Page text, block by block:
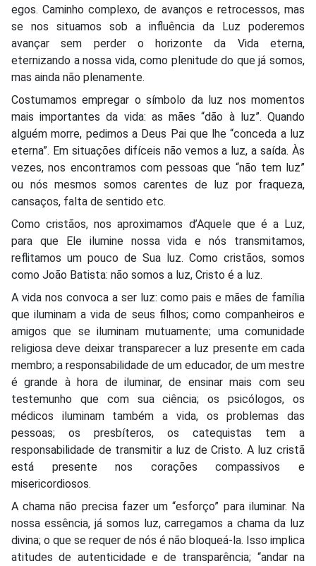
egos. Caminho complexo, de avanços e retrocessos, mas
se nos situamos sob a influência da Luz poderemos
avançar sem perder o horizonte da Vida eterna,
eternizando a nossa vida, como plenitude do que já somos,
mas ainda não plenamente.
Costumamos empregar o símbolo da luz nos momentos
mais importantes da vida: as mães “dão à luz”. Quando
alguém morre, pedimos a Deus Pai que lhe “conceda a luz
eterna”. Em situações difíceis não vemos a luz, a saída. Às
vezes, nos encontramos com pessoas que “não tem luz”
ou nós mesmos somos carentes de luz por fraqueza,
cansaços, falta de sentido etc.
Como cristãos, nos aproximamos d’Aquele que é a Luz,
para que Ele ilumine nossa vida e nós transmitamos,
reflitamos um pouco de Sua luz. Como cristãos, somos
como João Batista: não somos a luz, Cristo é a luz.
A vida nos convoca a ser luz: como pais e mães de família
que iluminam a vida de seus filhos; como companheiros e
amigos que se iluminam mutuamente; uma comunidade
religiosa deve deixar transparecer a luz presente em cada
membro; a responsabilidade de um educador, de um mestre
é grande à hora de iluminar, de ensinar mais com seu
testemunho que com sua ciência; os psicólogos, os
médicos iluminam também a vida, os problemas das
pessoas; os presbíteros, os catequistas tem a
responsabilidade de transmitir a luz de Cristo. A luz cristã
está presente nos corações compassivos e
misericordiosos.
A chama não precisa fazer um “esforço” para iluminar. Na
nossa essência, já somos luz, carregamos a chama da luz
divina; o que se requer de nós é não bloqueá-la. Isso implica
atitudes de autenticidade e de transparência; “andar na